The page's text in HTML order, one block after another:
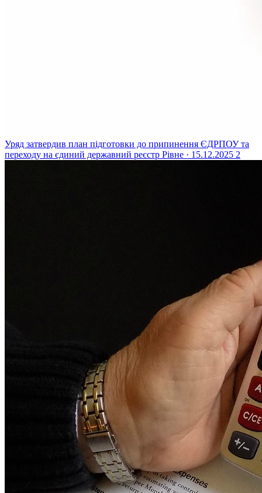
Уряд затвердив план підготовки до припинення ЄДРПОУ та
переходу на єдиний державний реєстр Рівне · 15.12.2025 2